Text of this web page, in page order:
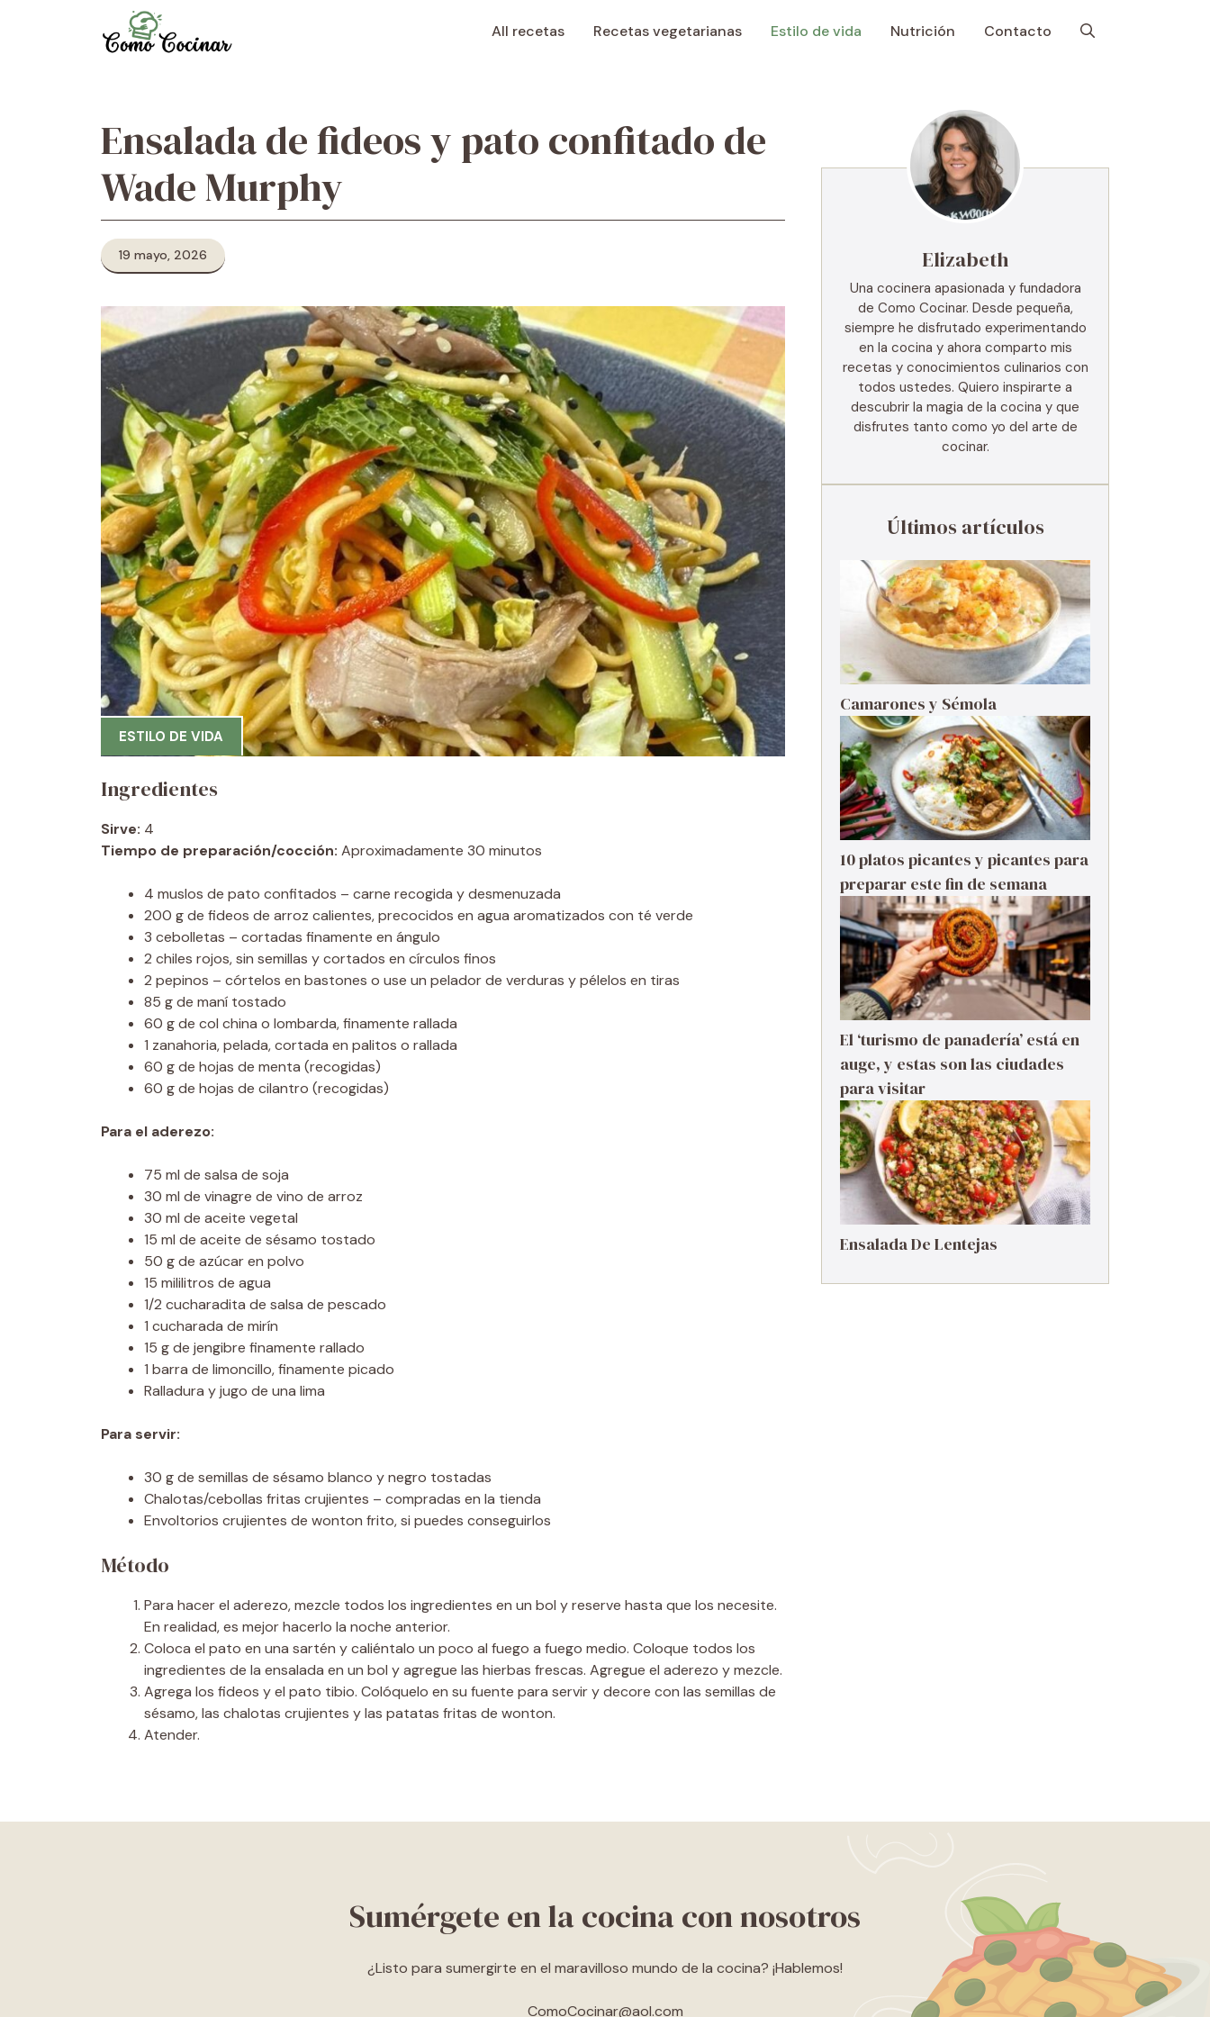
All recetas Recetas vegetarianas Estilo de vida Nutrición Contacto
Ensalada de fideos y pato confitado de
Wade Murphy
19 mayo, 2026
ESTILO DE VIDA
Ingredientes
Sirve: 4
Tiempo de preparación/cocción: Aproximadamente 30 minutos
4 muslos de pato confitados – carne recogida y desmenuzada
200 g de fideos de arroz calientes, precocidos en agua aromatizados con té verde
3 cebolletas – cortadas finamente en ángulo
2 chiles rojos, sin semillas y cortados en círculos finos
2 pepinos – córtelos en bastones o use un pelador de verduras y pélelos en tiras
85 g de maní tostado
60 g de col china o lombarda, finamente rallada
1 zanahoria, pelada, cortada en palitos o rallada
60 g de hojas de menta (recogidas)
60 g de hojas de cilantro (recogidas)
Para el aderezo:
75 ml de salsa de soja
30 ml de vinagre de vino de arroz
30 ml de aceite vegetal
15 ml de aceite de sésamo tostado
50 g de azúcar en polvo
15 mililitros de agua
1/2 cucharadita de salsa de pescado
1 cucharada de mirín
15 g de jengibre finamente rallado
1 barra de limoncillo, finamente picado
Ralladura y jugo de una lima
Para servir:
30 g de semillas de sésamo blanco y negro tostadas
Chalotas/cebollas fritas crujientes – compradas en la tienda
Envoltorios crujientes de wonton frito, si puedes conseguirlos
Método
Para hacer el aderezo, mezcle todos los ingredientes en un bol y reserve hasta que los necesite.
En realidad, es mejor hacerlo la noche anterior.
Coloca el pato en una sartén y caliéntalo un poco al fuego a fuego medio. Coloque todos los
ingredientes de la ensalada en un bol y agregue las hierbas frescas. Agregue el aderezo y mezcle.
Agrega los fideos y el pato tibio. Colóquelo en su fuente para servir y decore con las semillas de
sésamo, las chalotas crujientes y las patatas fritas de wonton.
Atender.
Elizabeth
Una cocinera apasionada y fundadora
de Como Cocinar. Desde pequeña,
siempre he disfrutado experimentando
en la cocina y ahora comparto mis
recetas y conocimientos culinarios con
todos ustedes. Quiero inspirarte a
descubrir la magia de la cocina y que
disfrutes tanto como yo del arte de
cocinar.
Últimos artículos
Camarones y Sémola
10 platos picantes y picantes para
preparar este fin de semana
El ‘turismo de panadería’ está en
auge, y estas son las ciudades
para visitar
Ensalada De Lentejas
Sumérgete en la cocina con nosotros
¿Listo para sumergirte en el maravilloso mundo de la cocina? ¡Hablemos!
ComoCocinar@aol.com